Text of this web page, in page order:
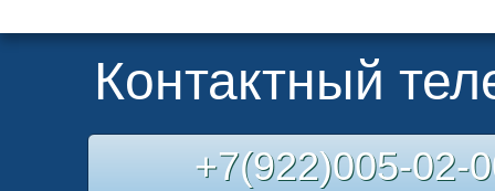
Контактный
+7(922)005-02-